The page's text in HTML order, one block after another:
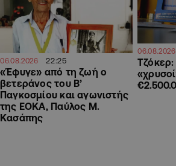
06.08.2026 22:25
«Έφυγε» από τη ζωή ο
βετεράνος του Β’
Παγκοσμίου και αγωνιστής
της ΕΟΚΑ, Παύλος Μ.
Κασάπης
06.08.2026
Τζόκερ: